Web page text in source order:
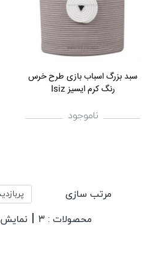
سبد بزرگ اسباب بازی طرح خرس
رنگ کرم ایسیز Isiz
ناموجود
مرتب سازی
محصولات : ۳
| نمایش ۳ در صفحه